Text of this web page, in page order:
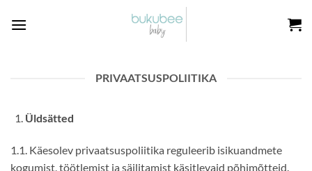
PRIVAATSUSPOLIITIKA
Üldsätted
1.1. Käesolev privaatsuspoliitika reguleerib isikuandmete
kogumist, töötlemist ja säilitamist käsitlevaid põhimõtteid.